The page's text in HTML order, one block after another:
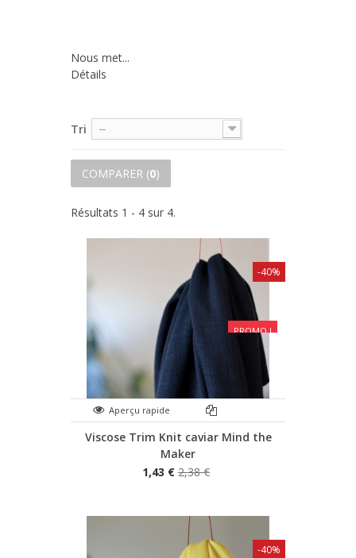
Nous met...
Détails
Tri --
COMPARER (0)
Résultats 1 - 4 sur 4.
PROMO !
Aperçu rapide
Viscose Trim Knit caviar Mind the
Maker
1,43 € 2,38 €
-40%
-40%